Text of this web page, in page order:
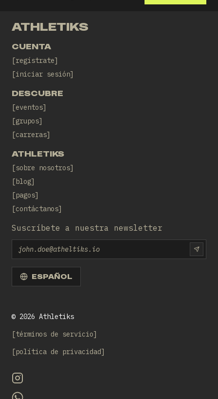
ATHLETIKS
CUENTA
regístrate
iniciar sesión
DESCUBRE
eventos
grupos
carreras
ATHLETIKS
sobre nosotros
blog
pagos
contáctanos
Suscríbete a nuestra newsletter
Email
ESPAÑOL
© 2026 Athletiks
términos de servicio
política de privacidad